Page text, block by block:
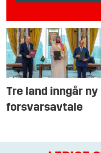
Tre land inngår ny
forsvarsavtale